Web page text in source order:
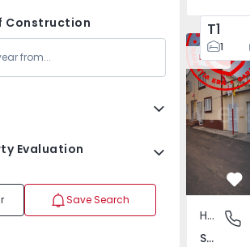
Construction
Evaluation
Save Search
T1
1
New
House T2 PontaHouse T2
Santa
House
Santa Bárbara, Ilha de São Miguel